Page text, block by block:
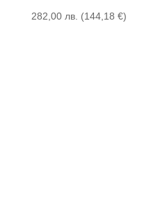
282,00 лв. (144,18 €)